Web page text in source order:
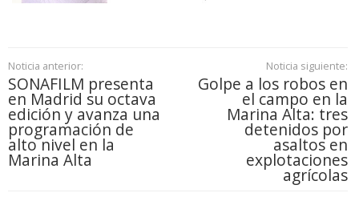
Noticia anterior:
SONAFILM presenta
en Madrid su octava
edición y avanza una
programación de
alto nivel en la
Marina Alta
Noticia siguiente:
Golpe a los robos en
el campo en la
Marina Alta: tres
detenidos por
asaltos en
explotaciones
agrícolas